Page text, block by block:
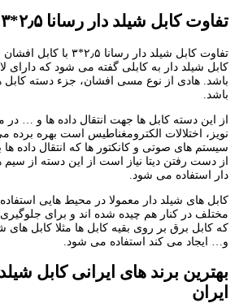
تفاوت کابل شیلد دار رسانا ۲٫۵*۳ با کابل افشان
تفاوت کابل شیلد دار
کابل شیلد دار به کابلی گفته می شود که دارای
باشد. هادی از نوع مسی افشان، جزء دسته
باشد.
از این دسته کابل ها جهت انتقال داده ها و …
نویز، اختلالات الکترومغناطیس است بهره برده
سیستم های صوتی و کانکتور ها که انتقال داده
از دست رفتن دیتا نیاز است از این دسته از سیم
دار استفاده می شود.
کابل های شیلد دار معمولا در محیط هایی
مختلف در کنار هم چیده شده اند و برای
که کابل برق بر روی بقیه کابل ها مثلا کابل های
و… ایجاد می کند استفاده می شود.
ایران